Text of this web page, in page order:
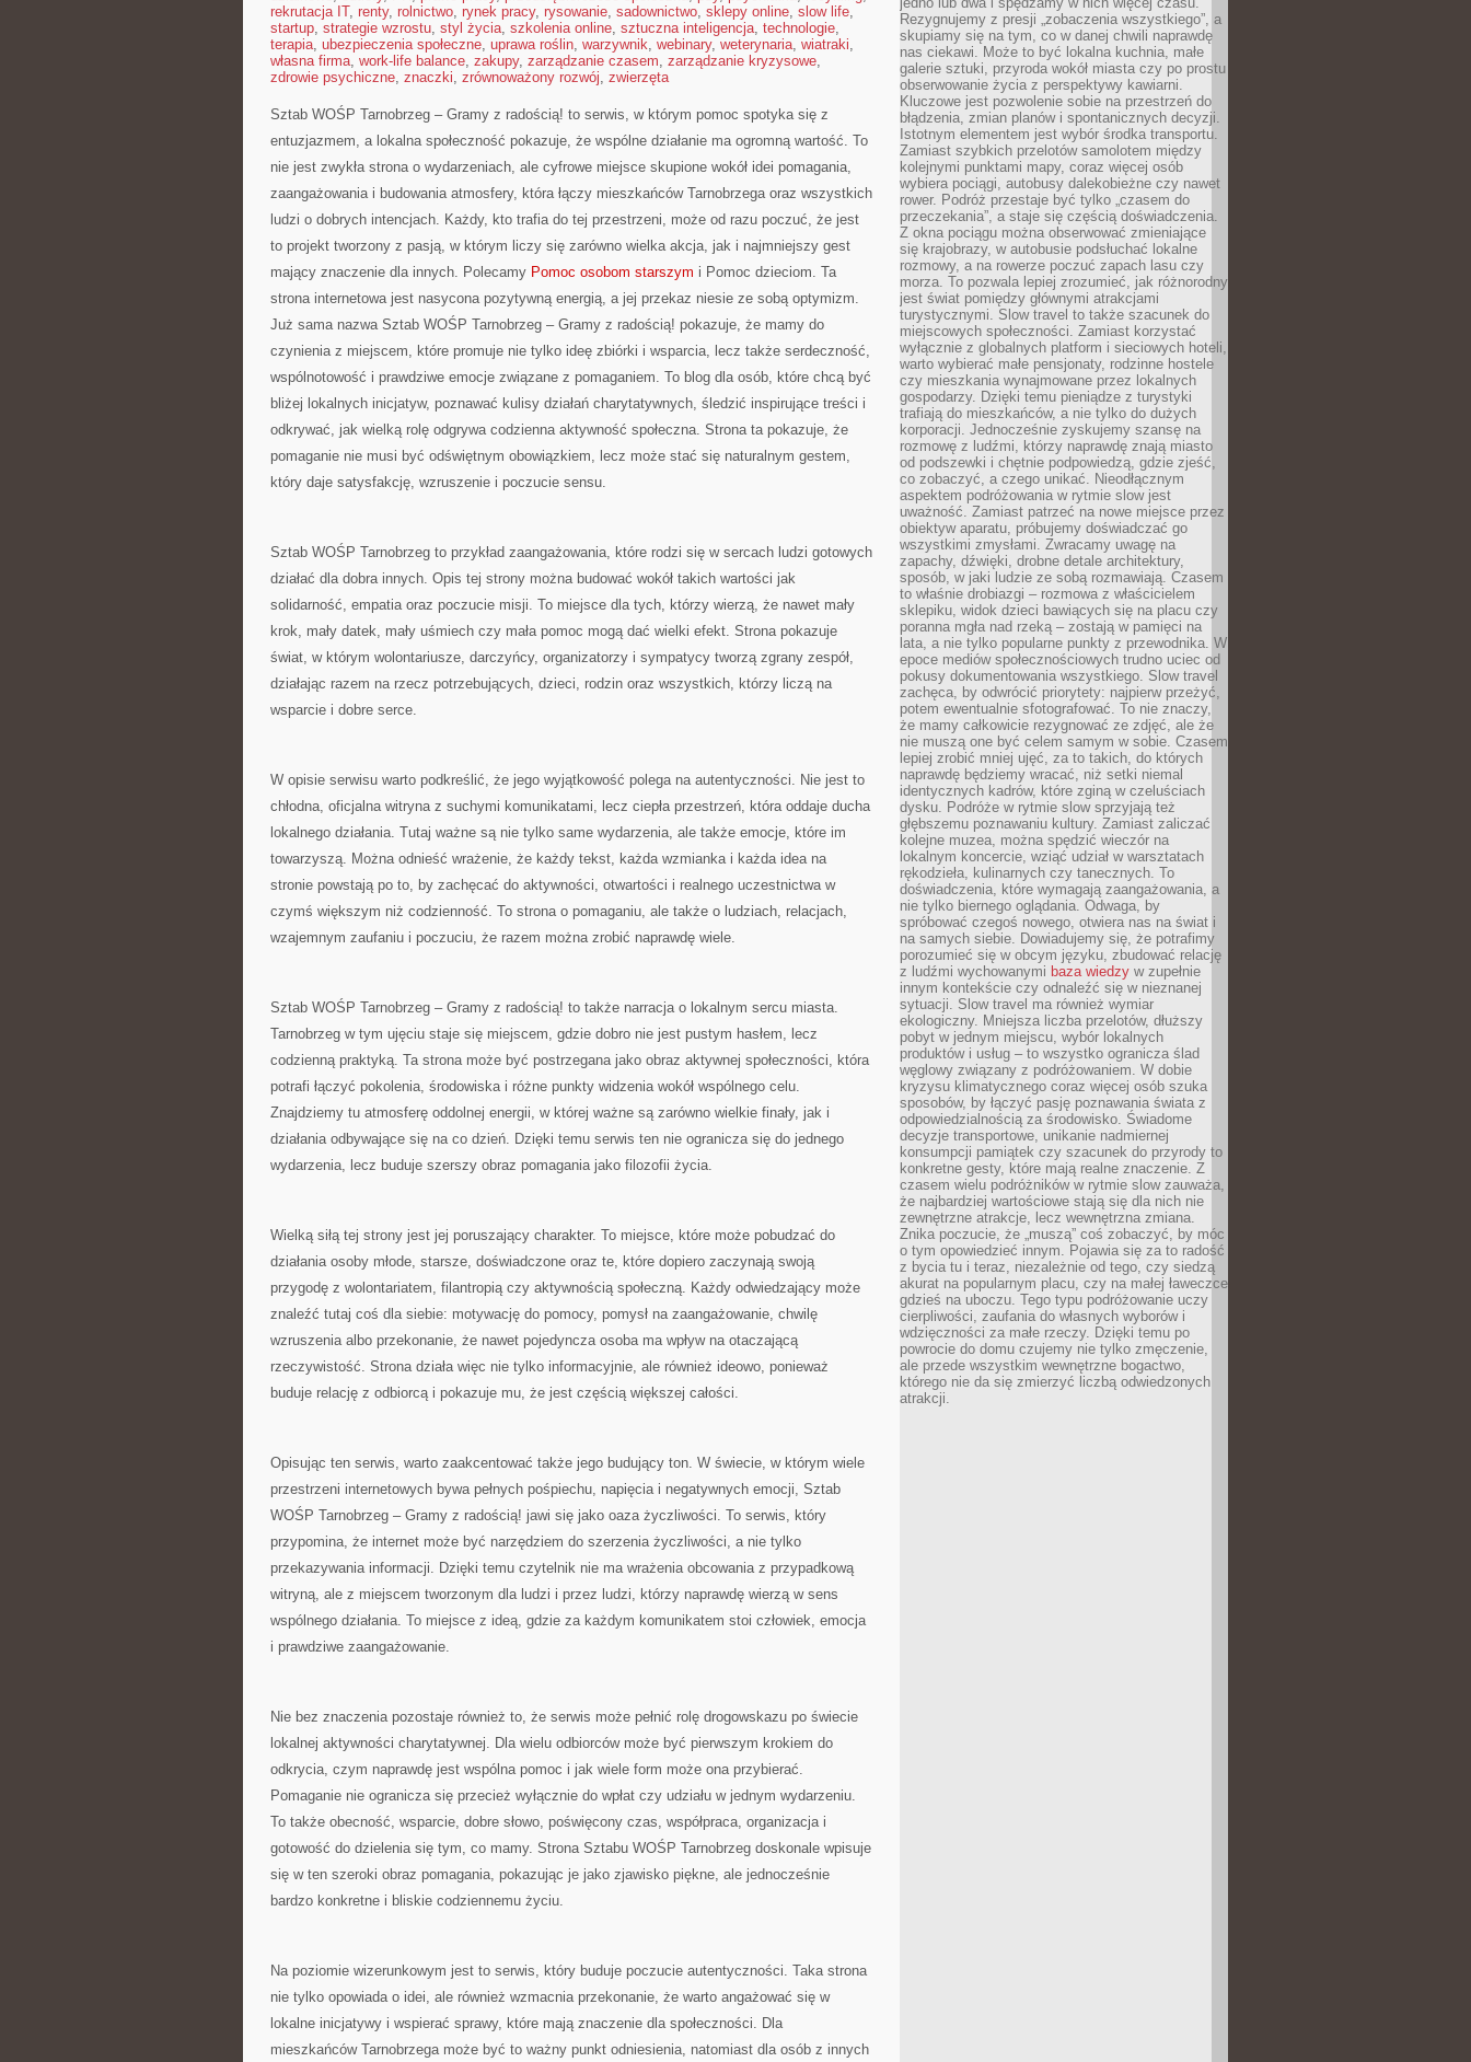
rekrutacja IT, renty, rolnictwo, rynek pracy, rysowanie, sadownictwo, sklepy online, slow life,
startup, strategie wzrostu, styl życia, szkolenia online, sztuczna inteligencja, technologie,
terapia, ubezpieczenia społeczne, uprawa roślin, warzywnik, webinary, weterynaria, wiatraki,
własna firma, work-life balance, zakupy, zarządzanie czasem, zarządzanie kryzysowe,
zdrowie psychiczne, znaczki, zrównoważony rozwój, zwierzęta
Sztab WOŚP Tarnobrzeg – Gramy z radością! to serwis, w którym pomoc spotyka się z
entuzjazmem, a lokalna społeczność pokazuje, że wspólne działanie ma ogromną wartość. To
nie jest zwykła strona o wydarzeniach, ale cyfrowe miejsce skupione wokół idei pomagania,
zaangażowania i budowania atmosfery, która łączy mieszkańców Tarnobrzega oraz wszystkich
ludzi o dobrych intencjach. Każdy, kto trafia do tej przestrzeni, może od razu poczuć, że jest
to projekt tworzony z pasją, w którym liczy się zarówno wielka akcja, jak i najmniejszy gest
mający znaczenie dla innych. Polecamy Pomoc osobom starszym i Pomoc dzieciom. Ta
strona internetowa jest nasycona pozytywną energią, a jej przekaz niesie ze sobą optymizm.
Już sama nazwa Sztab WOŚP Tarnobrzeg – Gramy z radością! pokazuje, że mamy do
czynienia z miejscem, które promuje nie tylko ideę zbiórki i wsparcia, lecz także serdeczność,
wspólnotowość i prawdziwe emocje związane z pomaganiem. To blog dla osób, które chcą być
bliżej lokalnych inicjatyw, poznawać kulisy działań charytatywnych, śledzić inspirujące treści i
odkrywać, jak wielką rolę odgrywa codzienna aktywność społeczna. Strona ta pokazuje, że
pomaganie nie musi być odświętnym obowiązkiem, lecz może stać się naturalnym gestem,
który daje satysfakcję, wzruszenie i poczucie sensu.
Sztab WOŚP Tarnobrzeg to przykład zaangażowania, które rodzi się w sercach ludzi gotowych
działać dla dobra innych. Opis tej strony można budować wokół takich wartości jak
solidarność, empatia oraz poczucie misji. To miejsce dla tych, którzy wierzą, że nawet mały
krok, mały datek, mały uśmiech czy mała pomoc mogą dać wielki efekt. Strona pokazuje
świat, w którym wolontariusze, darczyńcy, organizatorzy i sympatycy tworzą zgrany zespół,
działając razem na rzecz potrzebujących, dzieci, rodzin oraz wszystkich, którzy liczą na
wsparcie i dobre serce.
W opisie serwisu warto podkreślić, że jego wyjątkowość polega na autentyczności. Nie jest to
chłodna, oficjalna witryna z suchymi komunikatami, lecz ciepła przestrzeń, która oddaje ducha
lokalnego działania. Tutaj ważne są nie tylko same wydarzenia, ale także emocje, które im
towarzyszą. Można odnieść wrażenie, że każdy tekst, każda wzmianka i każda idea na
stronie powstają po to, by zachęcać do aktywności, otwartości i realnego uczestnictwa w
czymś większym niż codzienność. To strona o pomaganiu, ale także o ludziach, relacjach,
wzajemnym zaufaniu i poczuciu, że razem można zrobić naprawdę wiele.
Sztab WOŚP Tarnobrzeg – Gramy z radością! to także narracja o lokalnym sercu miasta.
Tarnobrzeg w tym ujęciu staje się miejscem, gdzie dobro nie jest pustym hasłem, lecz
codzienną praktyką. Ta strona może być postrzegana jako obraz aktywnej społeczności, która
potrafi łączyć pokolenia, środowiska i różne punkty widzenia wokół wspólnego celu.
Znajdziemy tu atmosferę oddolnej energii, w której ważne są zarówno wielkie finały, jak i
działania odbywające się na co dzień. Dzięki temu serwis ten nie ogranicza się do jednego
wydarzenia, lecz buduje szerszy obraz pomagania jako filozofii życia.
Wielką siłą tej strony jest jej poruszający charakter. To miejsce, które może pobudzać do
działania osoby młode, starsze, doświadczone oraz te, które dopiero zaczynają swoją
przygodę z wolontariatem, filantropią czy aktywnością społeczną. Każdy odwiedzający może
znaleźć tutaj coś dla siebie: motywację do pomocy, pomysł na zaangażowanie, chwilę
wzruszenia albo przekonanie, że nawet pojedyncza osoba ma wpływ na otaczającą
rzeczywistość. Strona działa więc nie tylko informacyjnie, ale również ideowo, ponieważ
buduje relację z odbiorcą i pokazuje mu, że jest częścią większej całości.
Opisując ten serwis, warto zaakcentować także jego budujący ton. W świecie, w którym wiele
przestrzeni internetowych bywa pełnych pośpiechu, napięcia i negatywnych emocji, Sztab
WOŚP Tarnobrzeg – Gramy z radością! jawi się jako oaza życzliwości. To serwis, który
przypomina, że internet może być narzędziem do szerzenia życzliwości, a nie tylko
przekazywania informacji. Dzięki temu czytelnik nie ma wrażenia obcowania z przypadkową
witryną, ale z miejscem tworzonym dla ludzi i przez ludzi, którzy naprawdę wierzą w sens
wspólnego działania. To miejsce z ideą, gdzie za każdym komunikatem stoi człowiek, emocja
i prawdziwe zaangażowanie.
Nie bez znaczenia pozostaje również to, że serwis może pełnić rolę drogowskazu po świecie
lokalnej aktywności charytatywnej. Dla wielu odbiorców może być pierwszym krokiem do
odkrycia, czym naprawdę jest wspólna pomoc i jak wiele form może ona przybierać.
Pomaganie nie ogranicza się przecież wyłącznie do wpłat czy udziału w jednym wydarzeniu.
To także obecność, wsparcie, dobre słowo, poświęcony czas, współpraca, organizacja i
gotowość do dzielenia się tym, co mamy. Strona Sztabu WOŚP Tarnobrzeg doskonale wpisuje
się w ten szeroki obraz pomagania, pokazując je jako zjawisko piękne, ale jednocześnie
bardzo konkretne i bliskie codziennemu życiu.
Na poziomie wizerunkowym jest to serwis, który buduje poczucie autentyczności. Taka strona
nie tylko opowiada o idei, ale również wzmacnia przekonanie, że warto angażować się w
lokalne inicjatywy i wspierać sprawy, które mają znaczenie dla społeczności. Dla
mieszkańców Tarnobrzega może być to ważny punkt odniesienia, natomiast dla osób z innych
Rezygnujemy z presji „zobaczenia wszystkiego”, a
skupiamy się na tym, co w danej chwili naprawdę
nas ciekawi. Może to być lokalna kuchnia, małe
galerie sztuki, przyroda wokół miasta czy po prostu
obserwowanie życia z perspektywy kawiarni.
Kluczowe jest pozwolenie sobie na przestrzeń do
błądzenia, zmian planów i spontanicznych decyzji.
Istotnym elementem jest wybór środka transportu.
Zamiast szybkich przelotów samolotem między
kolejnymi punktami mapy, coraz więcej osób
wybiera pociągi, autobusy dalekobieżne czy nawet
rower. Podróż przestaje być tylko „czasem do
przeczekania”, a staje się częścią doświadczenia.
Z okna pociągu można obserwować zmieniające
się krajobrazy, w autobusie podsłuchać lokalne
rozmowy, a na rowerze poczuć zapach lasu czy
morza. To pozwala lepiej zrozumieć, jak różnorodny
jest świat pomiędzy głównymi atrakcjami
turystycznymi. Slow travel to także szacunek do
miejscowych społeczności. Zamiast korzystać
wyłącznie z globalnych platform i sieciowych hoteli,
warto wybierać małe pensjonaty, rodzinne hostele
czy mieszkania wynajmowane przez lokalnych
gospodarzy. Dzięki temu pieniądze z turystyki
trafiają do mieszkańców, a nie tylko do dużych
korporacji. Jednocześnie zyskujemy szansę na
rozmowę z ludźmi, którzy naprawdę znają miasto
od podszewki i chętnie podpowiedzą, gdzie zjeść,
co zobaczyć, a czego unikać. Nieodłącznym
aspektem podróżowania w rytmie slow jest
uważność. Zamiast patrzeć na nowe miejsce przez
obiektyw aparatu, próbujemy doświadczać go
wszystkimi zmysłami. Zwracamy uwagę na
zapachy, dźwięki, drobne detale architektury,
sposób, w jaki ludzie ze sobą rozmawiają. Czasem
to właśnie drobiazgi – rozmowa z właścicielem
sklepiku, widok dzieci bawiących się na placu czy
poranna mgła nad rzeką – zostają w pamięci na
lata, a nie tylko popularne punkty z przewodnika. W
epoce mediów społecznościowych trudno uciec od
pokusy dokumentowania wszystkiego. Slow travel
zachęca, by odwrócić priorytety: najpierw przeżyć,
potem ewentualnie sfotografować. To nie znaczy,
że mamy całkowicie rezygnować ze zdjęć, ale że
nie muszą one być celem samym w sobie. Czasem
lepiej zrobić mniej ujęć, za to takich, do których
naprawdę będziemy wracać, niż setki niemal
identycznych kadrów, które zginą w czeluściach
dysku. Podróże w rytmie slow sprzyjają też
głębszemu poznawaniu kultury. Zamiast zaliczać
kolejne muzea, można spędzić wieczór na
lokalnym koncercie, wziąć udział w warsztatach
rękodzieła, kulinarnych czy tanecznych. To
doświadczenia, które wymagają zaangażowania, a
nie tylko biernego oglądania. Odwaga, by
spróbować czegoś nowego, otwiera nas na świat i
na samych siebie. Dowiadujemy się, że potrafimy
porozumieć się w obcym języku, zbudować relację
z ludźmi wychowanymi baza wiedzy w zupełnie
innym kontekście czy odnaleźć się w nieznanej
sytuacji. Slow travel ma również wymiar
ekologiczny. Mniejsza liczba przelotów, dłuższy
pobyt w jednym miejscu, wybór lokalnych
produktów i usług – to wszystko ogranicza ślad
węglowy związany z podróżowaniem. W dobie
kryzysu klimatycznego coraz więcej osób szuka
sposobów, by łączyć pasję poznawania świata z
odpowiedzialnością za środowisko. Świadome
decyzje transportowe, unikanie nadmiernej
konsumpcji pamiątek czy szacunek do przyrody to
konkretne gesty, które mają realne znaczenie. Z
czasem wielu podróżników w rytmie slow zauważa,
że najbardziej wartościowe stają się dla nich nie
zewnętrzne atrakcje, lecz wewnętrzna zmiana.
Znika poczucie, że „muszą” coś zobaczyć, by móc
o tym opowiedzieć innym. Pojawia się za to radość
z bycia tu i teraz, niezależnie od tego, czy siedzą
akurat na popularnym placu, czy na małej ławeczce
gdzieś na uboczu. Tego typu podróżowanie uczy
cierpliwości, zaufania do własnych wyborów i
wdzięczności za małe rzeczy. Dzięki temu po
powrocie do domu czujemy nie tylko zmęczenie,
ale przede wszystkim wewnętrzne bogactwo,
którego nie da się zmierzyć liczbą odwiedzonych
atrakcji.